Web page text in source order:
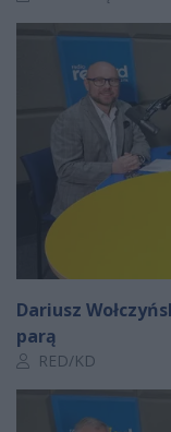
Dariusz
parą
Autor artykułu:
RED/KD